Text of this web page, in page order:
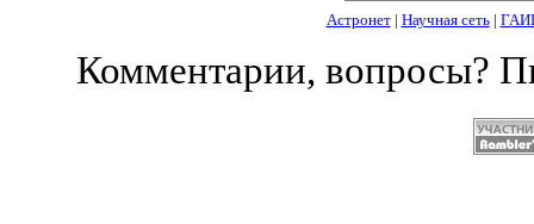
Астронет| Научная сеть|
Комментарии, вопросы?